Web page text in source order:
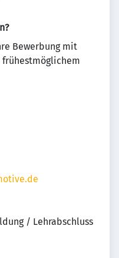
Bewerbung mit
/ Lehrabschluss